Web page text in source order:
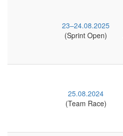
23–24.08.2025
(Sprint Open)
25.08.2024
(Team Race)